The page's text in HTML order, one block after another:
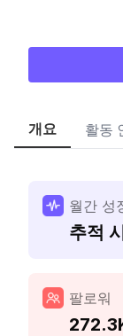
개요 활동
월간 성
추적
팔로워